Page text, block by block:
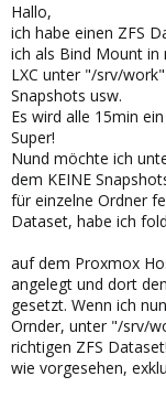
e
r
Hallo,
ich habe einen ZFS
ich als Bind Mount in
LXC unter "/srv/
Snapshots usw.
Es wird alle 15min
Super!
Nund möchte ich
dem KEINE
für einzelne Ordner
Dataset, habe ich
auf dem Proxmox
angelegt und dort
gesetzt. Wenn ich
Ornder, unter "/srv/
richtigen ZFS
wie vorgesehen,